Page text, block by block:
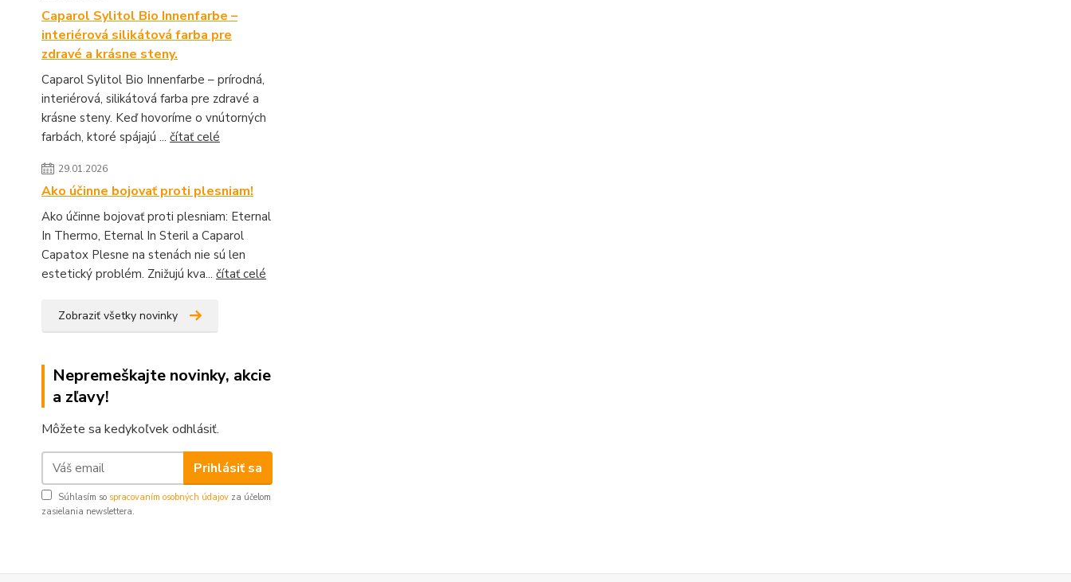
Caparol Sylitol Bio Innenfarbe –
interiérová silikátová farba pre
zdravé a krásne steny.
Caparol Sylitol Bio Innenfarbe – prírodná,
interiérová, silikátová farba pre zdravé a
krásne steny. Keď hovoríme o vnútorných
farbách, ktoré spájajú ... čítať celé
29.01.2026
Ako účinne bojovať proti plesniam!
Ako účinne bojovať proti plesniam: Eternal
In Thermo, Eternal In Steril a Caparol
Capatox Plesne na stenách nie sú len
estetický problém. Znižujú kva... čítať celé
Zobraziť všetky novinky
Nepremeškajte novinky, akcie
a zľavy!
Môžete sa kedykoľvek odhlásiť.
Prihlásiť sa
Súhlasím so spracovaním osobných údajov za účelom
zasielania newslettera.